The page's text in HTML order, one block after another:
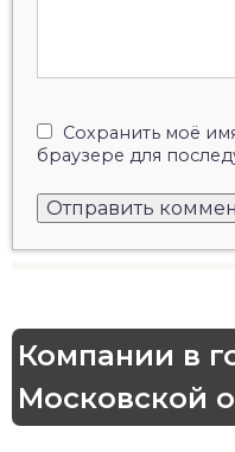
Сохранить моё
браузере для
Компании в
Московской